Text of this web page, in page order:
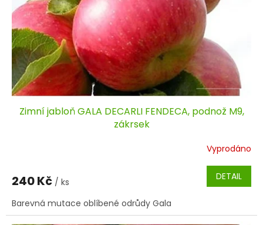
Zimní jabloň GALA DECARLI FENDECA, podnož M9,
zákrsek
Vyprodáno
240 Kč / ks DETAIL
Barevná mutace oblíbené odrůdy Gala